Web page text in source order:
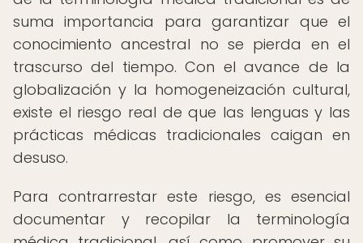
suma importancia para garantizar que el
conocimiento ancestral no se pierda en el
trascurso del tiempo. Con el avance de la
globalización y la homogeneización cultural,
existe el riesgo real de que las lenguas y las
prácticas médicas tradicionales caigan en
desuso.
Para contrarrestar este riesgo, es esencial
documentar y recopilar la terminología